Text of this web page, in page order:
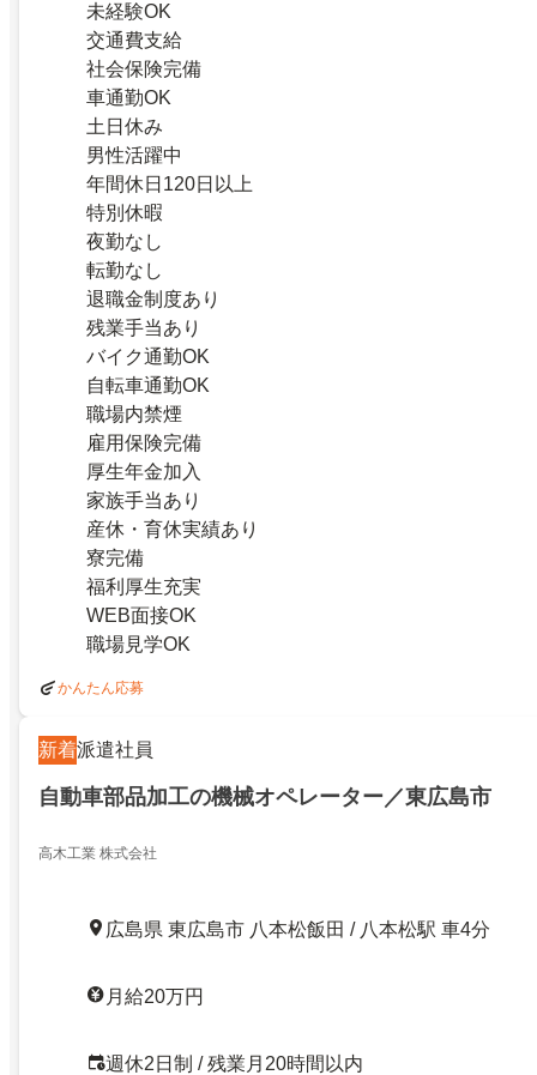
未経験OK
交通費支給
社会保険完備
車通勤OK
土日休み
男性活躍中
年間休日120日以上
特別休暇
夜勤なし
転勤なし
退職金制度あり
残業手当あり
バイク通勤OK
自転車通勤OK
職場内禁煙
雇用保険完備
厚生年金加入
家族手当あり
産休・育休実績あり
寮完備
福利厚生充実
WEB面接OK
職場見学OK
かんたん応募
新着派遣社員
自動車部品加工の機械オペレーター／東広島市
高木工業 株式会社
広島県 東広島市 八本松飯田 / 八本松駅 車4分
月給20万円
週休2日制 / 残業月20時間以内